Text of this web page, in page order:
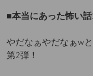
■本当にあった怖い
やだなぁやだなぁw
第2弾！